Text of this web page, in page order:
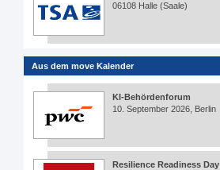
06108 Halle (Saale)
Aus dem move Kalender
KI-Behördenforum
10. September 2026, Berlin
Resilience Readiness Day